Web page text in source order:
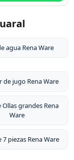
agua Rena Ware
de jugo Rena Ware
Ollas grandes Rena
Ware
7 piezas Rena Ware